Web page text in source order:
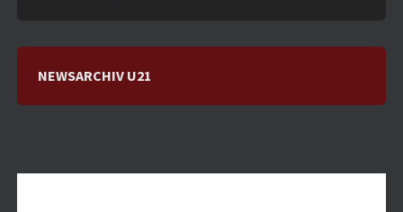
NEWSARCHIV U21